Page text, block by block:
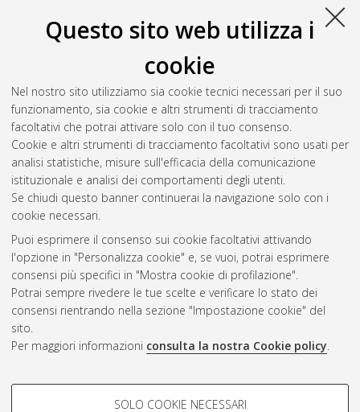
Questo sito web utilizza i
cookie
Nel nostro sito utilizziamo sia cookie tecnici necessari per il suo
funzionamento, sia cookie e altri strumenti di tracciamento
facoltativi che potrai attivare solo con il tuo consenso.
Cookie e altri strumenti di tracciamento facoltativi sono usati per
analisi statistiche, misure sull'efficacia della comunicazione
istituzionale e analisi dei comportamenti degli utenti.
Se chiudi questo banner continuerai la navigazione solo con i
cookie necessari.
Puoi esprimere il consenso sui cookie facoltativi attivando
l'opzione in "Personalizza cookie" e, se vuoi, potrai esprimere
consensi più specifici in "Mostra cookie di profilazione".
Potrai sempre rivedere le tue scelte e verificare lo stato dei
consensi rientrando nella sezione "Impostazione cookie" del
sito.
Per maggiori informazioni consulta la nostra Cookie policy.
COOKIE DI PROFILAZIONE -
SOLO COOKIE NECESSARI
(2025)Il continuum della vita: semiosi come
, [Dissertation thesis], Alma Mater
Studiorum Università di Bologna. Dottorato di ricerca in
Philosophy, science, cognition, and semiotics (pscs), 37 Ciclo.
Questa lista e' stata generata ilSat Aug 8 20:47:24 2026
Atom
Rss 1.0
Rss 2.0
ISSN: 2038-7946
Impostazioni Cookie
Informativa sulla privacy